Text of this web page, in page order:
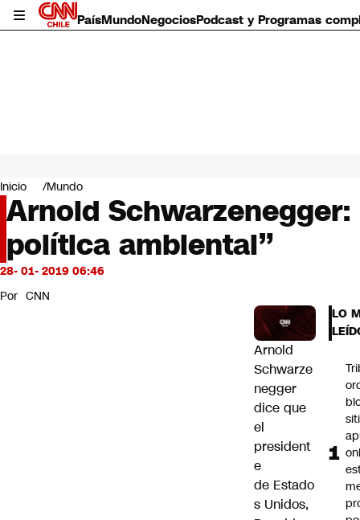
PaísMundoNegociosPodcast y Programas
Mundo
Negocios
Deportes
Programas completos
Cultura
Servicios
Bits
CNN Data
Inicio Mundo
Arnold
política ambiental”
28- 01- 2019 06:46
Por CNN
Arnold
Schwarze
negger
dice que
el
president
e
de Estado
s Unidos,
LO